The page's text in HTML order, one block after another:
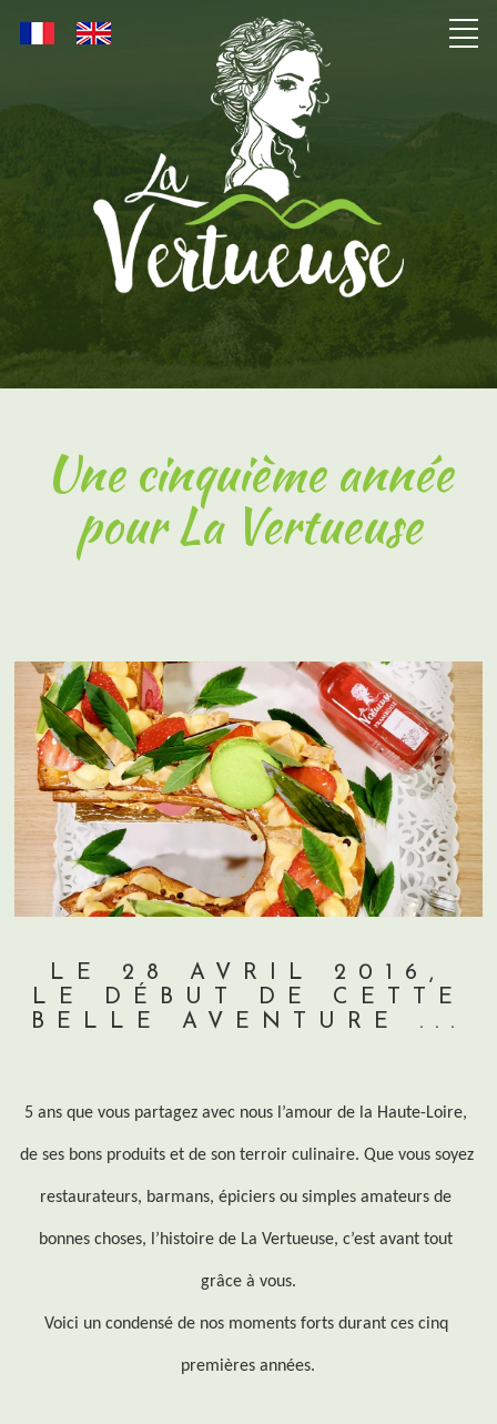
Une cinquième année
pour La Vertueuse
LE 28 AVRIL 2016,
LE DÉBUT DE CETTE
BELLE AVENTURE ...
5 ans que vous partagez avec nous l’amour de la Haute-Loire,
de ses bons produits et de son terroir culinaire. Que vous soyez
restaurateurs, barmans, épiciers ou simples amateurs de
bonnes choses, l’histoire de La Vertueuse, c’est avant tout
grâce à vous.
Voici un condensé de nos moments forts durant ces cinq
premières années.